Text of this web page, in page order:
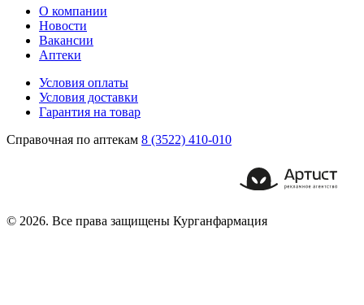
О компании
Новости
Вакансии
Аптеки
Условия оплаты
Условия доставки
Гарантия на товар
Справочная по аптекам 8 (3522) 410-010
© 2026. Все права защищены Курганфармация